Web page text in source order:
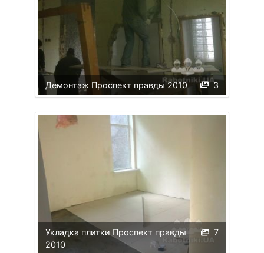
3
Демонтаж Проспект правды 2010
7
Укладка плитки Проспект правды
2010